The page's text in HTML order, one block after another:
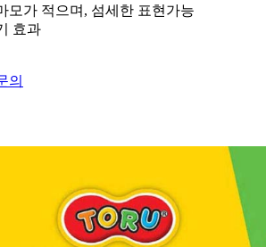
모가 적으며, 섬세한 표현가능
효과
의